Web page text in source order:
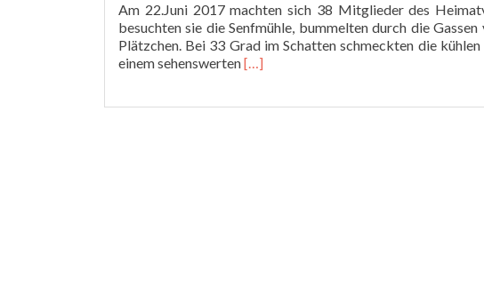
Am 22.Juni 2017 machten sich 38 Mitglieder des
besuchten sie die Senfmühle, bummelten durch die
Plätzchen. Bei 33 Grad im Schatten schmeckten die
einem sehenswertenRead
[…]